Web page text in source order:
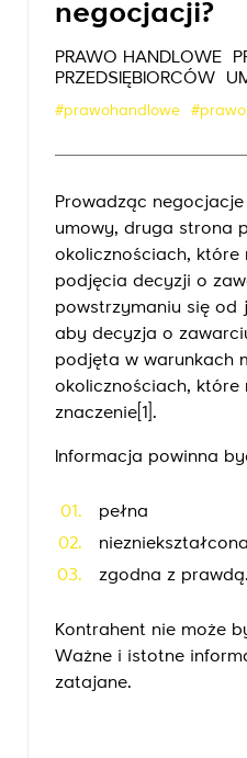
negocjacji?
PRAWO HANDLOWE
PRZEDSIĘBIORCÓW
#prawohandlowe
Prowadząc
umowy, druga strona
okolicznościach, które
podjęcia decyzji o
powstrzymaniu się od
aby decyzja o
podjęta w warunkach
okolicznościach,
znaczenie [1] .
Informacja powinna
pełna
niezniekształcona
zgodna z prawdą.
Kontrahent nie może
Ważne i istotne
zatajane.